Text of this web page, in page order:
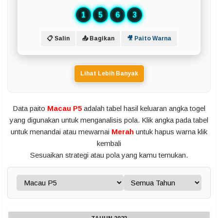
1 5 6 3
📋 Salin 📤 Bagikan 🎥 Paito Warna
Lihat Lebih Banyak
Data paito Macau P5 adalah tabel hasil keluaran angka togel
yang digunakan untuk menganalisis pola. Klik angka pada tabel
untuk menandai atau mewarnai Merah untuk hapus warna klik
kembali
Sesuaikan strategi atau pola yang kamu temukan.